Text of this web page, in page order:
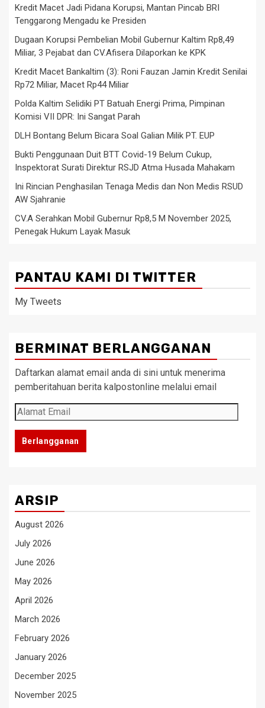
Kredit Macet Jadi Pidana Korupsi, Mantan Pincab BRI
Tenggarong Mengadu ke Presiden
Dugaan Korupsi Pembelian Mobil Gubernur Kaltim Rp8,49
Miliar, 3 Pejabat dan CV.Afisera Dilaporkan ke KPK
Kredit Macet Bankaltim (3): Roni Fauzan Jamin Kredit Senilai
Rp72 Miliar, Macet Rp44 Miliar
Polda Kaltim Selidiki PT Batuah Energi Prima, Pimpinan
Komisi VII DPR: Ini Sangat Parah
DLH Bontang Belum Bicara Soal Galian Milik PT. EUP
Bukti Penggunaan Duit BTT Covid-19 Belum Cukup,
Inspektorat Surati Direktur RSJD Atma Husada Mahakam
Ini Rincian Penghasilan Tenaga Medis dan Non Medis RSUD
AW Sjahranie
CV.A Serahkan Mobil Gubernur Rp8,5 M November 2025,
Penegak Hukum Layak Masuk
PANTAU KAMI DI TWITTER
My Tweets
BERMINAT BERLANGGANAN
Daftarkan alamat email anda di sini untuk menerima
pemberitahuan berita kalpostonline melalui email
Alamat
Email
Berlangganan
ARSIP
August 2026
July 2026
June 2026
May 2026
April 2026
March 2026
February 2026
January 2026
December 2025
November 2025